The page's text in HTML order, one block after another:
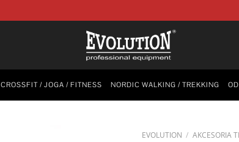
CROSSFIT / JOGA / FITNESS NORDIC WALKING / TREKKING
EVOLUTION / AKCESORIA